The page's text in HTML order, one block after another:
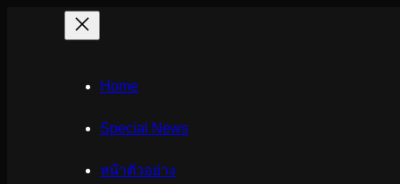
Home
Special News
หน้าตัวอย่าง